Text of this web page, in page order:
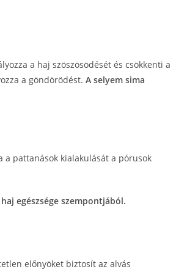
a haj szöszösödését és csökkenti a
a göndörödést. A selyem sima
a pattanások kialakulását a pórusok
egészsége szempontjából.
előnyöket biztosít az alvás